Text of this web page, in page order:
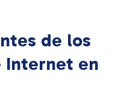
de los
Internet en